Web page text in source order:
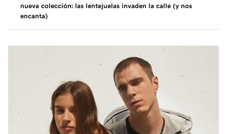
nueva colección: las lentejuelas invaden la calle (y nos
encanta)